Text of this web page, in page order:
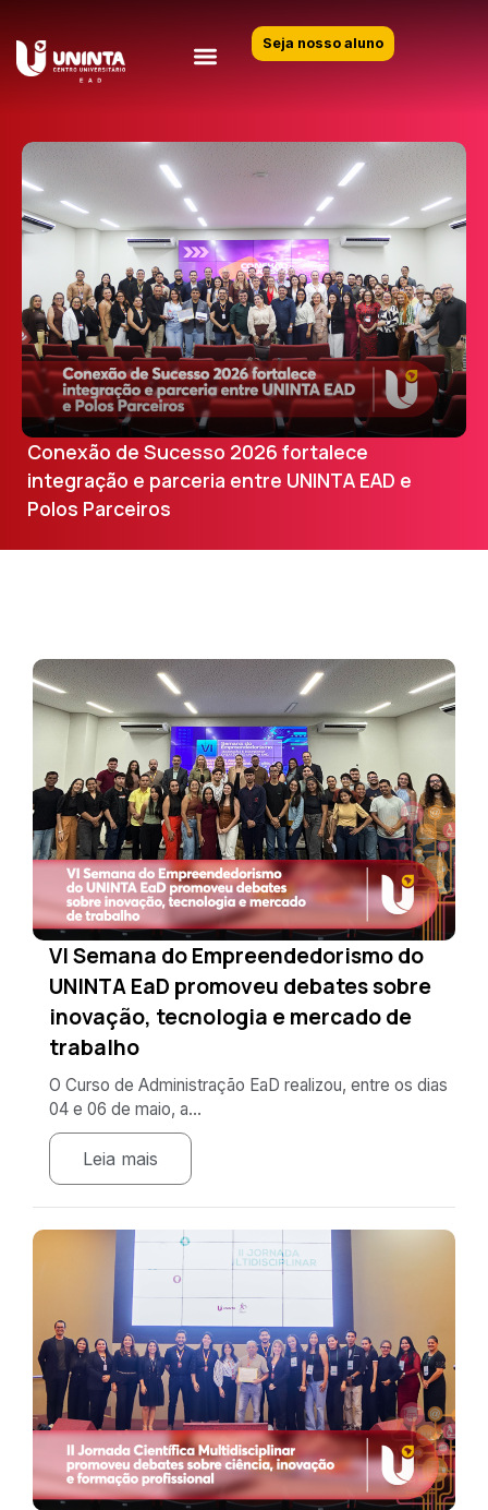
Seja nosso aluno
Conexão de Sucesso 2026 fortalece
integração e parceria entre UNINTA EAD e
Polos Parceiros
VI Semana do Empreendedorismo do
UNINTA EaD promoveu debates sobre
inovação, tecnologia e mercado de
trabalho
O Curso de Administração EaD realizou, entre os dias
04 e 06 de maio, a...
Leia mais